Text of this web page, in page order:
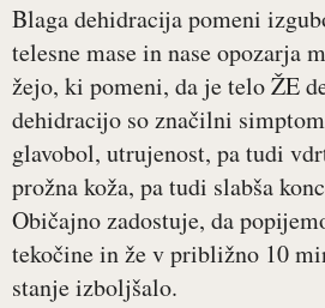
Blaga dehidracija pomeni
telesne mase in nase opozarja
žejo, ki pomeni, da je telo ŽE
dehidracijo so značilni
glavobol, utrujenost, pa tudi
prožna koža, pa tudi slabša
Običajno zadostuje, da
tekočine in že v približno 10
stanje izboljšalo.